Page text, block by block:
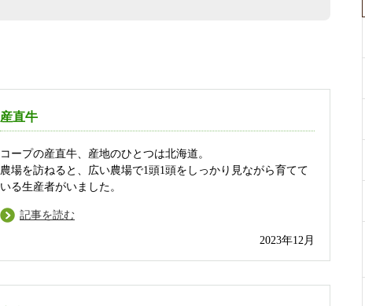
産直牛
コープの産直牛、産地のひとつは北海道。
農場を訪ねると、広い農場で1頭1頭をしっかり見ながら育てて
いる生産者がいました。
記事を読む
2023年12月